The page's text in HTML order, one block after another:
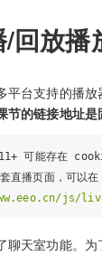
回放播
台支持的播放
节的链接地址是
可能存在
播页面，可以在
js/
天室功能。为